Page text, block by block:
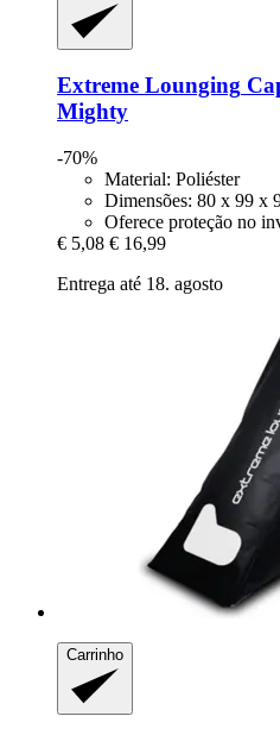
Extreme Lounging
Mighty
-70%
Material: Poliéster
Dimensões: 80 x 99 x
Oferece proteção no
€ 5,08 € 16,99
Entrega até 18. agosto
Carrinho